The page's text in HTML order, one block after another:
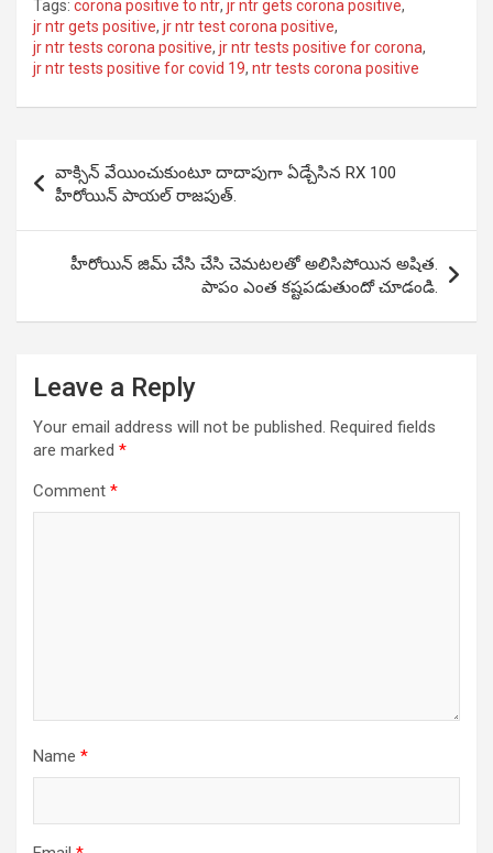
Tags: corona positive to ntr, jr ntr gets corona positive,
jr ntr gets positive, jr ntr test corona positive,
jr ntr tests corona positive, jr ntr tests positive for corona,
jr ntr tests positive for covid 19, ntr tests corona positive
navigation
వాక్సిన్ వేయించుకుంటూ దాదాపుగా ఏడ్చేసిన RX 100
హీరోయిన్ పాయల్ రాజపుత్.
హీరోయిన్ జిమ్ చేసి చేసి చెమటలతో అలిసిపోయిన అషిత.
పాపం ఎంత కష్టపడుతుందో చూడండి.
Leave a Reply
Your email address will not be published. Required fields
are marked *
Comment *
Name *